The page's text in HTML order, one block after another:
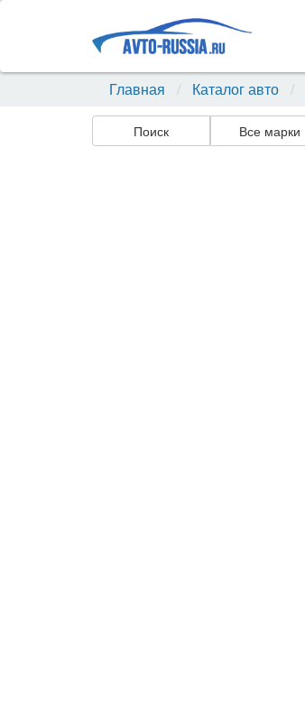
Главная Каталог авто
Поиск Все марки